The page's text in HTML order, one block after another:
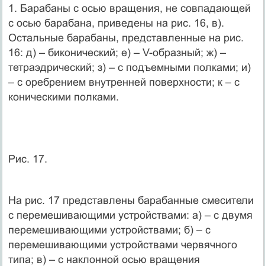
1. Барабаны с осью вращения, не совпадающей
с осью барабана, приведены на рис. 16, в).
Остальные барабаны, представленные на рис.
16: д) – биконический; е) – V-образный; ж) –
тетраэдрический; з) – с подъемными полками; и)
– с оребрением внутренней поверхности; к – с
коническими полками.
Рис. 17.
На рис. 17 представлены барабанные смесители
с перемешивающими устройствами: а) – с двумя
перемешивающими устройствами; б) – с
перемешивающими устройствами червячного
типа; в) – с наклонной осью вращения